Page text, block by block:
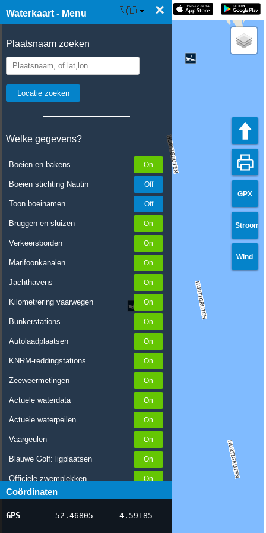
Waterkaart - Menu ×
Plaatsnaam zoeken
Welke gegevens?
Boeien en bakens
Boeien stichting Nautin
Toon boeinamen
Bruggen en sluizen
Verkeersborden
Marifoonkanalen
Jachthavens
Kilometrering vaarwegen
Bunkerstations
Autolaadplaatsen
KNRM-reddingstations
Zeeweermetingen
Actuele waterdata
Actuele waterpeilen
Vaargeulen
Blauwe Golf: ligplaatsen
Officiele zwemplekken
Stremmingen/hinder
AIS scheepsposities
Coördinaten
GPS 52.46805 4.59185
☰ Waterkaart Live 🇳🇱
GPX
Stroom
Wind